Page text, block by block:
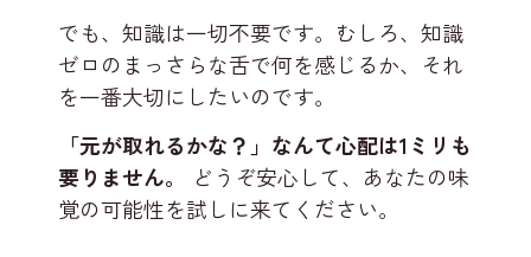
でも、知識は一切不要です。むしろ、知識
ゼロのまっさらな舌で何を感じるか、それ
を一番大切にしたいのです。
「元が取れるかな？」なんて心配は1ミリも
要りません。
どうぞ安心して、あなたの味
覚の可能性を試しに来てください。